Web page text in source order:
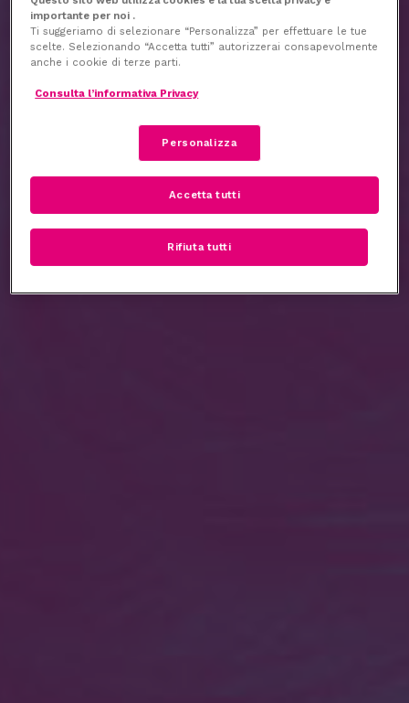
main
search
importante per noi .
Ti suggeriamo di selezionare “Personalizza” per effettuare le tue
scelte. Selezionando “Accetta tutti” autorizzerai consapevolmente
anche i cookie di terze parti.
Consulta l’informativa Privacy
Personalizza
Rifiuta tutti
Accetta tutti